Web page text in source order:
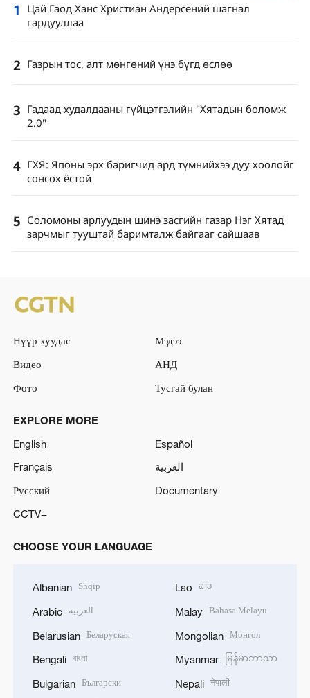
1
Цай Гаод Ханс Христиан Андерсений шагнал
гардууллаа
2 Газрын тос, алт мөнгөний үнэ бүгд өслөө
3 Гадаад худалдааны гүйцэтгэлийн "Хятадын боломж
2.0"
4 ГХЯ: Японы эрх баригчид ард түмнийхээ дуу хоолойг
сонсох ёстой
5 Соломоны арлуудын шинэ засгийн газар Нэг Хятад
зарчмыг тууштай баримталж байгааг сайшаав
Нүүр хуудас
Мэдээ
Видео
АНД
Фото
Тусгай булан
EXPLORE MORE
English
Español
Français
العربية
Русский
Documentary
CCTV+
CHOOSE YOUR LANGUAGE
Albanian Shqip
Arabic العربية
Belarusian Беларуская
Bengali বাংলা
Bulgarian Български
Lao ລາວ
Malay Bahasa Melayu
Mongolian Монгол
Myanmar မြန်မာဘာသာ
Nepali नेपाली